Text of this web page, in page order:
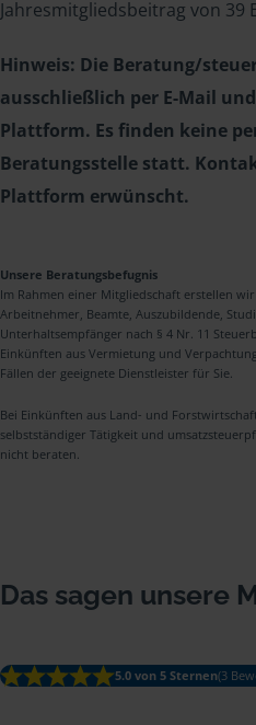
Jahresmitgliedsbeitrag von 39
Hinweis: Die Beratung/
ausschließlich per E-Mail
Plattform. Es finden keine
Beratungsstelle statt.
Plattform erwünscht.
Unsere Beratungsbefugnis
Im Rahmen einer Mitgliedschaft erstellen
Arbeitnehmer, Beamte, Auszubildende,
Unterhaltsempfänger nach § 4 Nr. 11
Einkünften aus Vermietung und
Fällen der geeignete Dienstleister für Sie.
Bei Einkünften aus Land- und
selbstständiger Tätigkeit und
nicht beraten.
Das sagen unsere
5.0 von 5 Sternen(3